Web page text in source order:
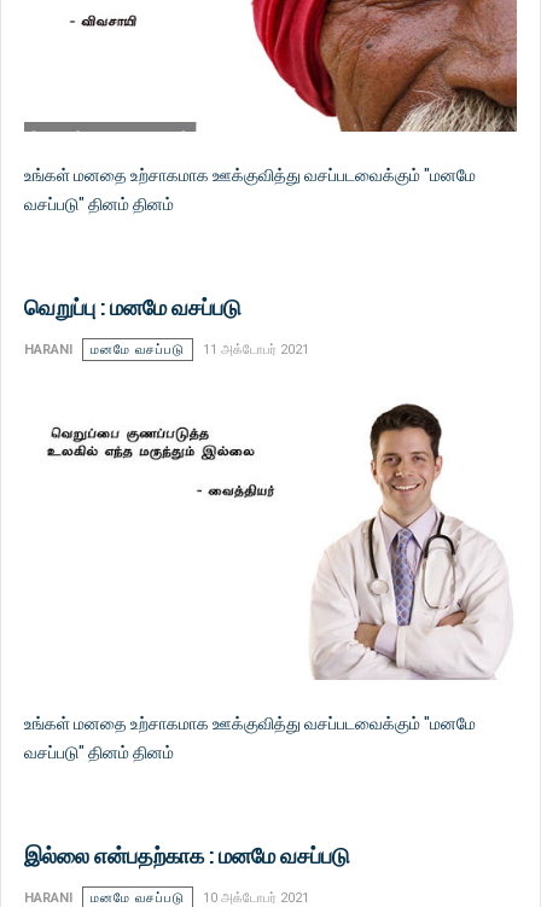
உங்கள் மனதை உற்சாகமாக ஊக்குவித்து வசப்படவைக்கும் "மனமே
வசப்படு" தினம் தினம்
வெறுப்பு : மனமே வசப்படு
HARANI மனமே வசப்படு 11 அக்டோபர் 2021
உங்கள் மனதை உற்சாகமாக ஊக்குவித்து வசப்படவைக்கும் "மனமே
வசப்படு" தினம் தினம்
இல்லை என்பதற்காக : மனமே வசப்படு
HARANI மனமே வசப்படு 10 அக்டோபர் 2021